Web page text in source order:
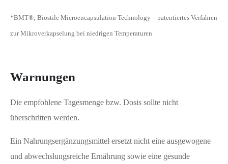
*BMT®; Biostile Microencapsulation Technology – patentiertes Verfahren
zur Mikroverkapselung bei niedrigen Temperaturen
Warnungen
Die empfohlene Tagesmenge bzw. Dosis sollte nicht
überschritten werden.
Ein Nahrungsergänzungsmittel ersetzt nicht eine ausgewogene
und abwechslungsreiche Ernährung sowie eine gesunde